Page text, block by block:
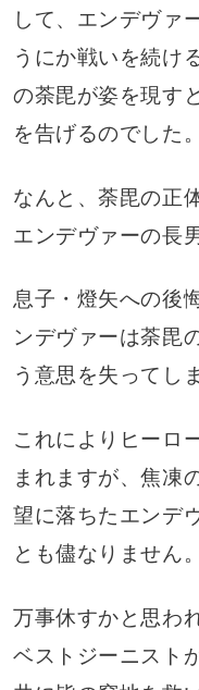
して、エンデヴァ
うにか戦いを続け
の荼毘が姿を現す
を告げるのでした。
なんと、荼毘の正
エンデヴァーの長
息子・燈矢への後
ンデヴァーは荼毘
う意思を失ってし
これによりヒーロ
まれますが、焦凍
望に落ちたエンデ
とも儘なりません。
万事休すかと思わ
ベストジーニスト